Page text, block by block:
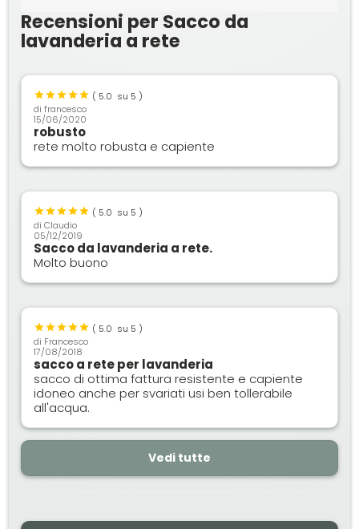
Recensioni per Sacco da
lavanderia a rete
( 5.0 su 5 )
difrancesco
15/06/2020
robusto
rete molto robusta e capiente
( 5.0 su 5 )
diClaudio
05/12/2019
Sacco da lavanderia a rete.
Molto buono
( 5.0 su 5 )
di Francesco
17/08/2018
sacco a rete per lavanderia
sacco di ottima fattura resistente e capiente
idoneo anche per svariati usi ben tollerabile
all'acqua.
Vedi tutte